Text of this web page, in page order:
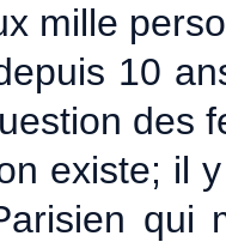
mille
10
des
existe; il
qui